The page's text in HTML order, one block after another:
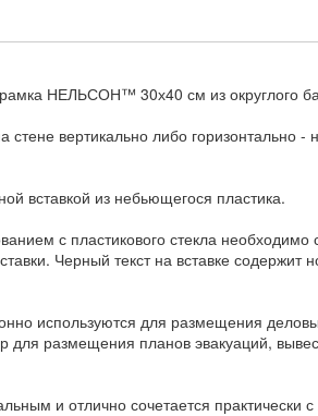
НЕЛЬСОН™ 30х40 см из округлого
вертикально либо горизонтально -
вставкой из небьющегося пластика.
с пластикового стекла
Черный текст на вставке
используются для размещения
для размещения планов эвакуаций,
и отлично сочетается